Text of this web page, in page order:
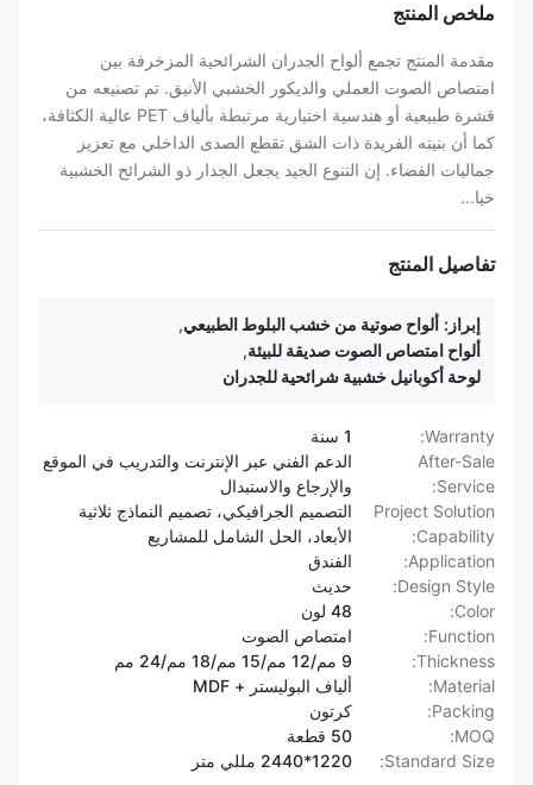
ملخص المنتج
مقدمة المنتج تجمع ألواح الجدران الشرائحية المزخرفة بين
امتصاص الصوت العملي والديكور الخشبي الأنيق. تم تصنيعه من
قشرة طبيعية أو هندسية اختيارية مرتبطة بألياف PET عالية الكثافة،
كما أن بنيته الفريدة ذات الشق تقطع الصدى الداخلي مع تعزيز
جماليات الفضاء. إن التنوع الجيد يجعل الجدار ذو الشرائح الخشبية
تفاصيل المنتج
ألواح صوتية من خشب البلوط الطبيعي,
ألواح امتصاص الصوت صديقة للبيئة ,
لوحة أكوبانيل خشبية شرائحية للجدران
Warranty:
After-Sale
Service:
الدعم الفني عبر الإنترنت والتدريب في الموقع
والإرجاع والاستبدال
Project Solution
Capability:
التصميم الجرافيكي، تصميم النماذج ثلاثية
الأبعاد، الحل الشامل للمشاريع
Application:
الفندق
Design Style:
حديث
Color:
Function:
امتصاص الصوت
Thickness:
Material:
ألياف البوليستر + MDF
Packing:
كرتون
MOQ:
Standard Size:
1220*2440 مللي متر